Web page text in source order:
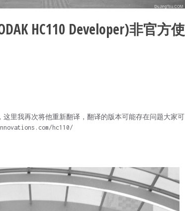
HC110 Developer)非官方使
里我再次将他重新翻译，翻译的版本可能存在问题大家可
hc110/